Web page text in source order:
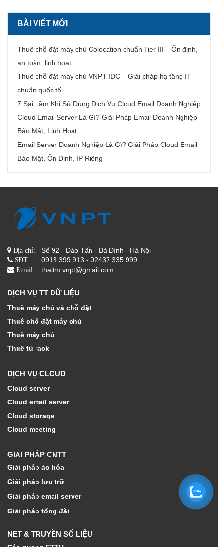
BÀI VIẾT MỚI
Thuê chỗ đặt máy chủ Colocation chuẩn Tier III – Ổn định,
an toàn, linh hoạt
Thuê chỗ đặt máy chủ VNPT IDC – Giải pháp hạ tầng IT
chuẩn quốc tế
7 Sai Lầm Khi Sử Dụng Dịch Vụ Cloud Email Doanh Nghiệp
Cloud Email Server Là Gì? Giải Pháp Email Doanh Nghiệp
Bảo Mật, Linh Hoạt
Email Server Doanh Nghiệp Là Gì? Giải Pháp Cloud Email
Bảo Mật, Ổn Định, IP Riêng
Địa chỉ: Số 92 - Đào Tấn - Bà Đình - Hà Nội
SĐT: 0913 399 913 - 02437 335 999
Email: thaitm.vnpt@gmail.com
DỊCH VỤ TT DỮ LIỆU
Thuê máy chủ và chỗ đặt
Thuê chỗ đặt máy chủ
Thuê máy chủ
Thuê tủ rack
DỊCH VỤ CLOUD
Cloud server
Cloud email server
Cloud storage
Cloud meeting
GIẢI PHÁP CNTT
Giải pháp ảo hóa
Giải pháp lưu trữ
Giải pháp email server
Giải pháp tổng đài
NET & TRUYỀN SỐ LIỆU